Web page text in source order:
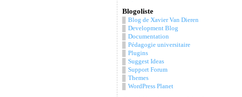
Blogoliste
Blog de Xavier Van Dieren
Development Blog
Documentation
Pédagogie universitaire
Plugins
Suggest Ideas
Support Forum
Themes
WordPress Planet